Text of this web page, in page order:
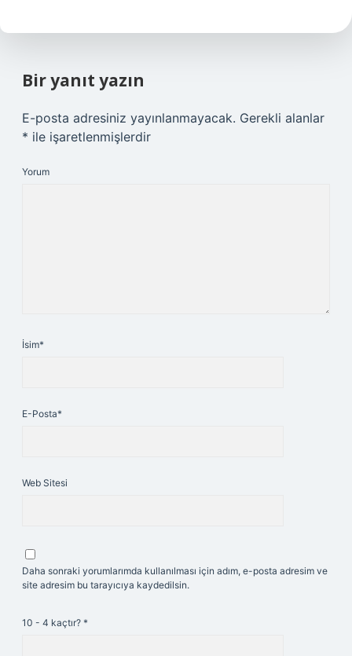
Bir yanıt yazın
E-posta adresiniz yayınlanmayacak. Gerekli alanlar
* ile işaretlenmişlerdir
Yorum
İsim*
E-Posta*
Web Sitesi
Daha sonraki yorumlarımda kullanılması için adım, e-posta adresim ve
site adresim bu tarayıcıya kaydedilsin.
10 - 4 kaçtır? *